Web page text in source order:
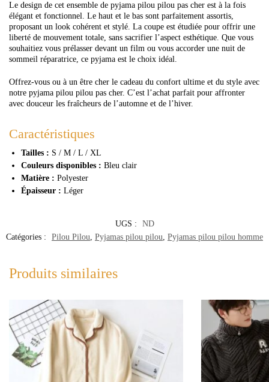
Le design de cet ensemble de pyjama pilou pilou pas cher est à la fois
élégant et fonctionnel. Le haut et le bas sont parfaitement assortis,
proposant un look cohérent et stylé. La coupe est étudiée pour offrir une
liberté de mouvement totale, sans sacrifier l’aspect esthétique. Que vous
souhaitiez vous prélasser devant un film ou vous accorder une nuit de
sommeil réparatrice, ce pyjama est le choix idéal.
Offrez-vous ou à un être cher le cadeau du confort ultime et du style avec
notre pyjama pilou pilou pas cher. C’est l’achat parfait pour affronter
avec douceur les fraîcheurs de l’automne et de l’hiver.
Caractéristiques
Tailles : S / M / L / XL
Couleurs disponibles : Bleu clair
Matière : Polyester
Épaisseur : Léger
UGS :
ND
Catégories :
Pilou Pilou, Pyjamas pilou pilou, Pyjamas pilou pilou homme
Produits similaires